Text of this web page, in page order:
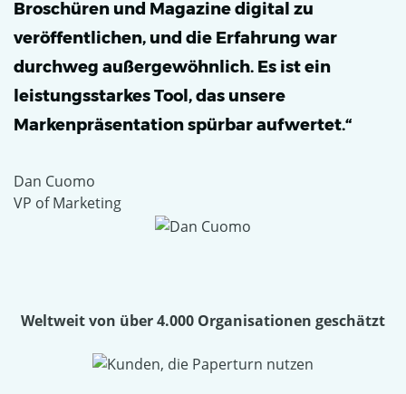
Broschüren und Magazine digital zu
veröffentlichen, und die Erfahrung war
durchweg außergewöhnlich. Es ist ein
leistungsstarkes Tool, das unsere
Markenpräsentation spürbar aufwertet.“
Dan Cuomo
VP of Marketing
Weltweit von über 4.000 Organisationen geschätzt